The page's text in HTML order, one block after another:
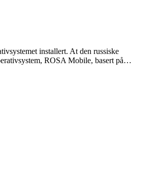
installert. At den russiske
ROSA Mobile, basert på…